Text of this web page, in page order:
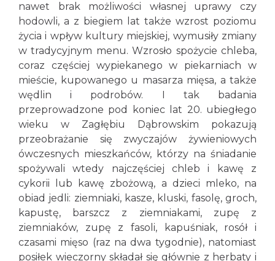
nawet brak możliwości własnej uprawy czy
hodowli, a z biegiem lat także wzrost poziomu
życia i wpływ kultury miejskiej, wymusiły zmiany
w tradycyjnym menu. Wzrosło spożycie chleba,
coraz częściej wypiekanego w piekarniach w
mieście, kupowanego u masarza mięsa, a także
wędlin i podrobów. I tak badania
przeprowadzone pod koniec lat 20. ubiegłego
wieku w Zagłębiu Dąbrowskim pokazują
przeobrażanie się zwyczajów żywieniowych
ówczesnych mieszkańców, którzy na śniadanie
spożywali wtedy najczęściej chleb i kawę z
cykorii lub kawę zbożową, a dzieci mleko, na
obiad jedli: ziemniaki, kasze, kluski, fasolę, groch,
kapustę, barszcz z ziemniakami, zupę z
ziemniaków, zupę z fasoli, kapuśniak, rosół i
czasami mięso (raz na dwa tygodnie), natomiast
posiłek wieczorny składał się głównie z herbaty i